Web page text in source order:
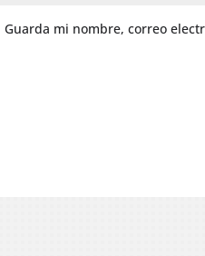
Guarda mi nombre, correo